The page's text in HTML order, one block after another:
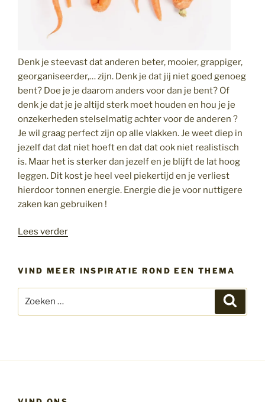
Denk je steevast dat anderen beter, mooier, grappiger,
georganiseerder,… zijn. Denk je dat jij niet goed genoeg
bent? Doe je je daarom anders voor dan je bent? Of
denk je dat je je altijd sterk moet houden en hou je je
onzekerheden stelselmatig achter voor de anderen ?
Je wil graag perfect zijn op alle vlakken. Je weet diep in
jezelf dat dat niet hoeft en dat dat ook niet realistisch
is. Maar het is sterker dan jezelf en je blijft de lat hoog
leggen. Dit kost je heel veel piekertijd en je verliest
hierdoor tonnen energie. Energie die je voor nuttigere
zaken kan gebruiken !
Lees verder“Accepteer
je
bent”
VIND MEER INSPIRATIE ROND EEN THEMA
naar: